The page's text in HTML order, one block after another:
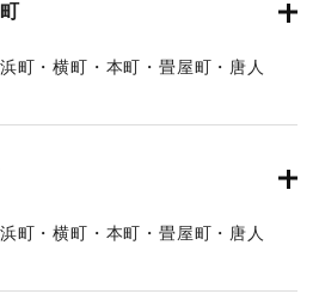
町・横町・本町・畳屋町・唐人
町・横町・本町・畳屋町・唐人